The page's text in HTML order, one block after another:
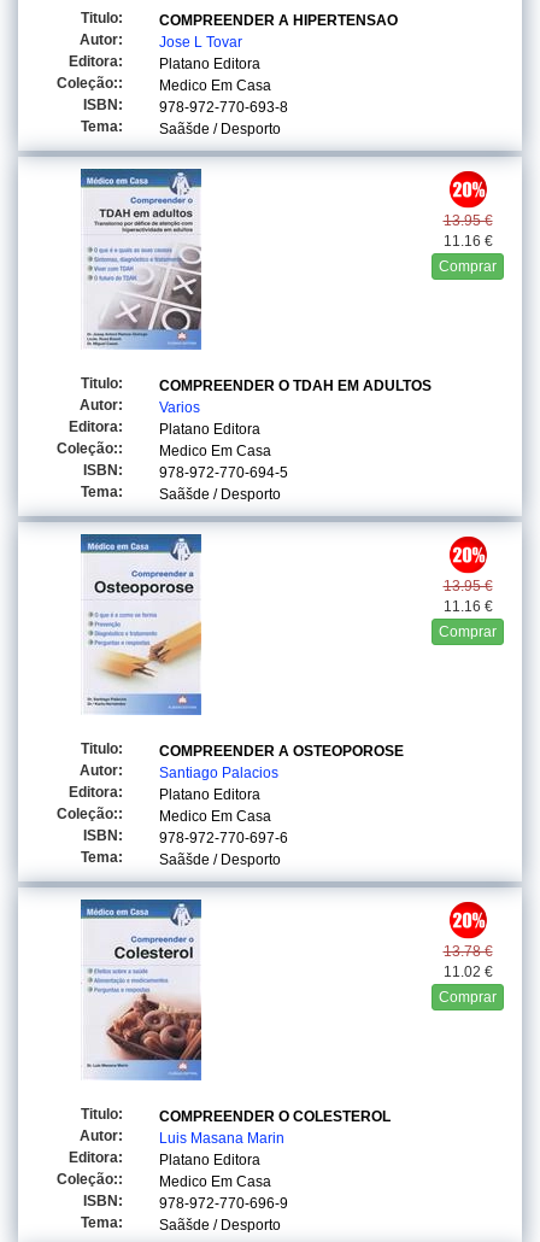
Titulo:
COMPREENDER A HIPERTENSAO
Autor:
Jose L Tovar
Editora:
Platano Editora
Coleção::
Medico Em Casa
ISBN:
978-972-770-693-8
Tema:
Saãšde / Desporto
13.95 €
11.16 €
Comprar
Titulo:
COMPREENDER O TDAH EM ADULTOS
Autor:
Varios
Editora:
Platano Editora
Coleção::
Medico Em Casa
ISBN:
978-972-770-694-5
Tema:
Saãšde / Desporto
13.95 €
11.16 €
Comprar
Titulo:
COMPREENDER A OSTEOPOROSE
Autor:
Santiago Palacios
Editora:
Platano Editora
Coleção::
Medico Em Casa
ISBN:
978-972-770-697-6
Tema:
Saãšde / Desporto
13.78 €
11.02 €
Comprar
Titulo:
COMPREENDER O COLESTEROL
Autor:
Luis Masana Marin
Editora:
Platano Editora
Coleção::
Medico Em Casa
ISBN:
978-972-770-696-9
Tema:
Saãšde / Desporto